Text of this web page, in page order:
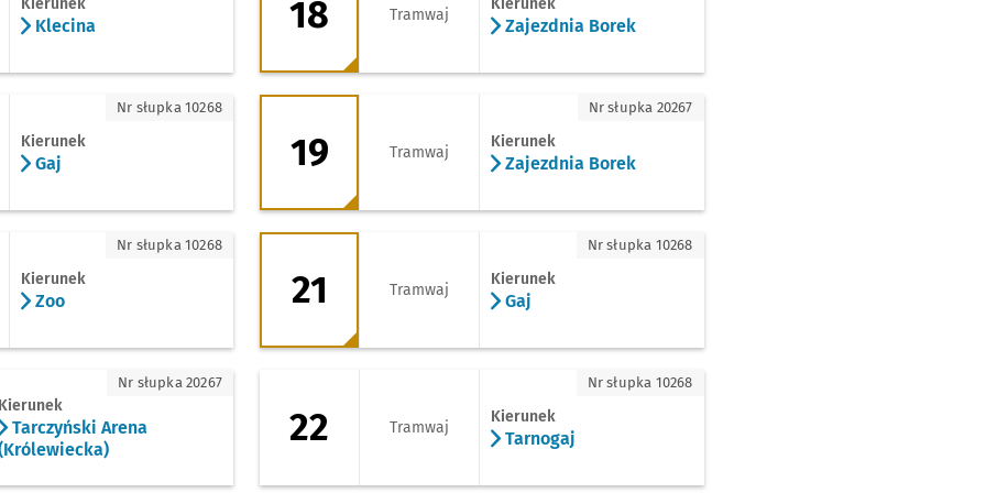
Klecina 18 Tramwaj
Zajezdnia Borek
Kierunek
Gaj
Nr słupka 10268 19 - kierunek Zajezdnia Borek
19 Tramwaj
Kierunek
Zajezdnia Borek
Nr słupka 20267
Kierunek
Zoo
Nr słupka 10268 21 - kierunek Gaj
21 Tramwaj
Kierunek
Gaj
Nr słupka 10268
Arena (Królewiecka)
Kierunek
Tarczyński Arena
Nr słupka 20267
22 Tramwaj
Kierunek
Tarnogaj
Nr słupka 10268